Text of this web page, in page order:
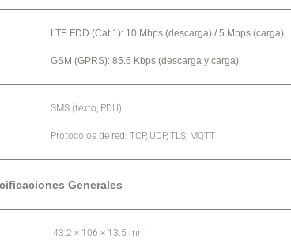
LTE FDD (Cat.1): 10 Mbps (descarga) / 5 Mbps (carga)
GSM (GPRS): 85.6 Kbps (descarga y carga)
SMS (texto, PDU)
Protocolos de red: TCP, UDP, TLS, MQTT
Generales
43.2 × 106 × 13.5 mm